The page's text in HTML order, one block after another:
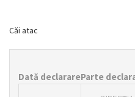
Căi atac
Dată declarareParte